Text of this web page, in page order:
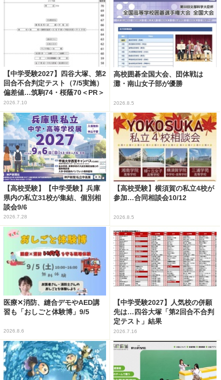
【中学受験2027】四谷大塚、第2
回合不合判定テスト（7/5実施）
偏差値…筑駒74・桜蔭70＜PR＞
2026.7.10
高校囲碁全国大会、団体戦は
灘・南山女子部が優勝
2026.8.5
【高校受験】【中学受験】兵庫
県内の私立31校が集結、個別相
談会9/6
2026.7.28
【高校受験】横須賀の私立4校が
参加…合同相談会10/12
2026.8.5
医療✕消防、縫合デモやAED講
習も「おしごと体験博」9/5
2026.8.6
【中学受験2027】人気校の併願
先は…四谷大塚「第2回合不合判
定テスト」結果
2026.7.16